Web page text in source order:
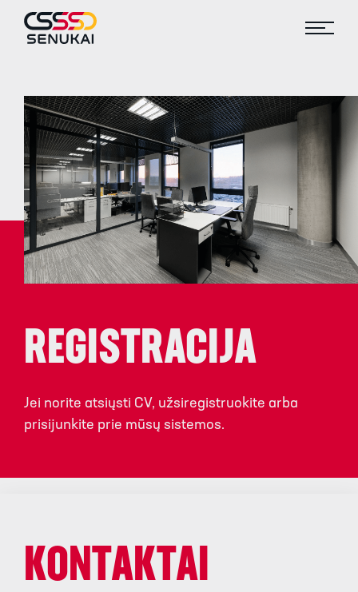
REGISTRACIJA
Jei norite atsiųsti CV, užsiregistruokite arba
prisijunkite prie mūsų sistemos.
KONTAKTAI